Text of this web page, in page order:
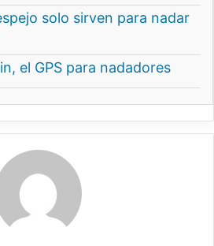
solo sirven para nadar
el GPS para nadadores